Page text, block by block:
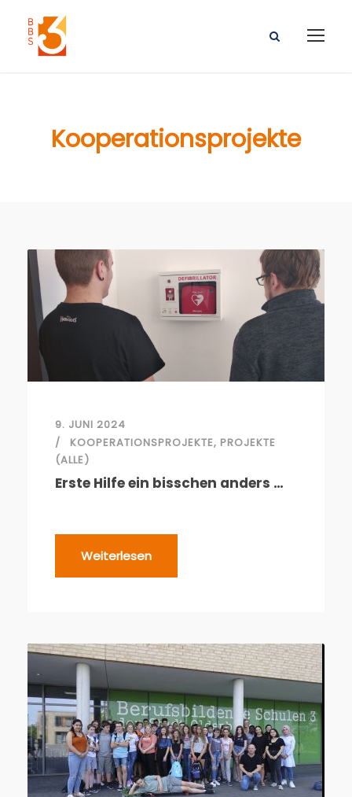
Kooperationsprojekte
9. JUNI 2024
KOOPERATIONSPROJEKTE, PROJEKTE
(ALLE)
Erste Hilfe ein bisschen anders …
Weiterlesen